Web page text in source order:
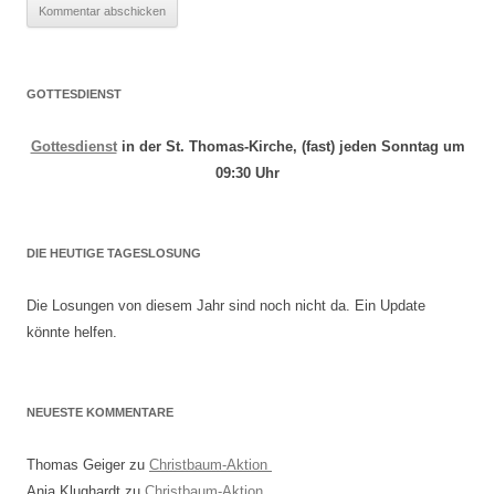
GOTTESDIENST
Gottesdienstin der St. Thomas-Kirche, (fast) jeden Sonntag um
09:30 Uhr
DIE HEUTIGE TAGESLOSUNG
Die Losungen von diesem Jahr sind noch nicht da. Ein Update
könnte helfen.
NEUESTE KOMMENTARE
Thomas Geiger zu Christbaum-Aktion